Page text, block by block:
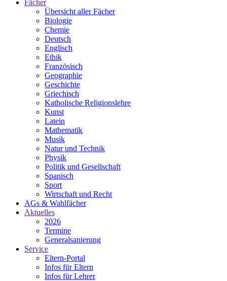
Fächer
Übersicht aller Fächer
Biologie
Chemie
Deutsch
Englisch
Ethik
Französisch
Geographie
Geschichte
Griechisch
Katholische Religionslehre
Kunst
Latein
Mathematik
Musik
Natur und Technik
Physik
Politik und Gesellschaft
Spanisch
Sport
Wirtschaft und Recht
AGs & Wahlfächer
Aktuelles
2026
Termine
Generalsanierung
Service
Eltern-Portal
Infos für Eltern
Infos für Lehrer